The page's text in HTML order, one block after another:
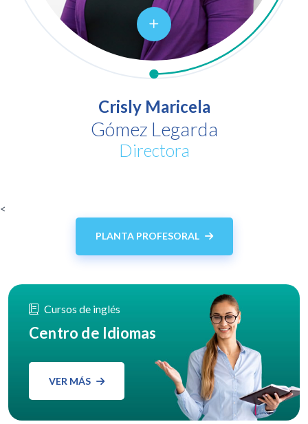
Crisly Maricela
Gómez Legarda
Directora
<
PLANTA PROFESORAL
Cursos de inglés
Centro de Idiomas
VER MÁS